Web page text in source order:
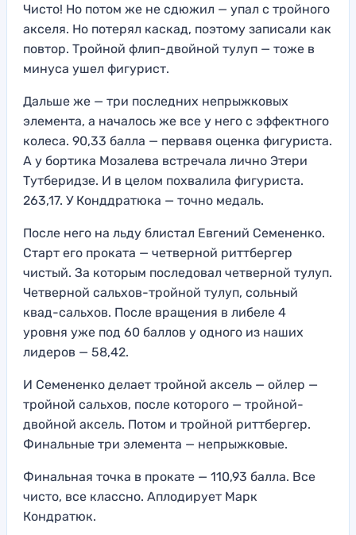
Чисто! Но потом же не сдюжил — упал с тройного
акселя. Но потерял каскад, поэтому записали как
повтор. Тройной флип-двойной тулуп — тоже в
минуса ушел фигурист.
Дальше же — три последних непрыжковых
элемента, а началось же все у него с эффектного
колеса. 90,33 балла — первавя оценка фигуриста.
А у бортика Мозалева встречала лично Этери
Тутберидзе. И в целом похвалила фигуриста.
263,17. У Конддратюка — точно медаль.
После него на льду блистал Евгений Семененко.
Старт его проката — четверной риттбергер
чистый. За которым последовал четверной тулуп.
Четверной сальхов-тройной тулуп, сольный
квад-сальхов. После вращения в либеле 4
уровня уже под 60 баллов у одного из наших
лидеров — 58,42.
И Семененко делает тройной аксель — ойлер —
тройной сальхов, после которого — тройной-
двойной аксель. Потом и тройной риттбергер.
Финальные три элемента — непрыжковые.
Финальная точка в прокате — 110,93 балла. Все
чисто, все классно. Аплодирует Марк
Кондратюк.